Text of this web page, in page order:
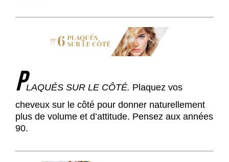
PLAQUÉS SUR LE CÔTÉ. Plaquez vos
cheveux sur le côté pour donner naturellement
plus de volume et d’attitude. Pensez aux années
90.